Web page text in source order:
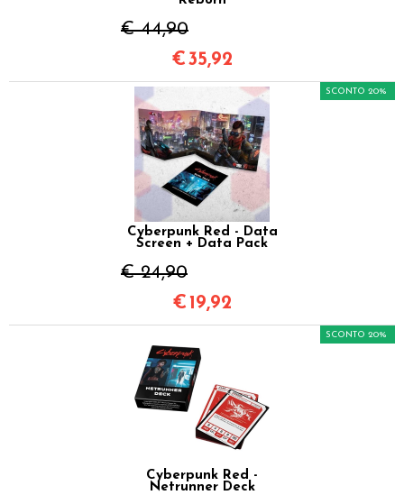
€ 44,90
€35,92
Cyberpunk Red - Data
Screen + Data Pack
€ 24,90
SCONTO 20%
€ 19,92
Cyberpunk Red -
Netrunner Deck
SCONTO 20%